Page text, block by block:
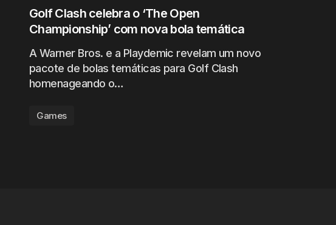
Golf Clash celebra o ‘The Open
Championship’ com nova bola temática
A Warner Bros. e a Playdemic revelam um novo
pacote de bolas temáticas para Golf Clash
homenageando o…
Games